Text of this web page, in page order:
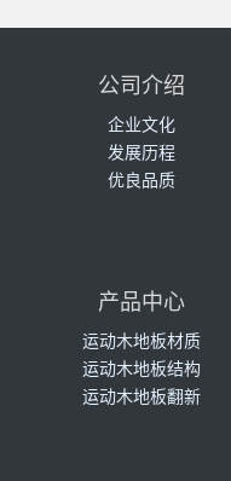
公司介绍
企业文化
发展历程
优良品质
产品中心
运动木地板材质
运动木地板结构
运动木地板翻新